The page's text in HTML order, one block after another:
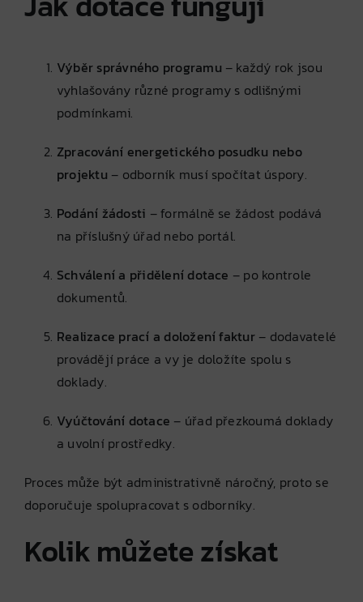
Výběr správného programu – každý rok jsou
vyhlašovány různé programy s odlišnými
podmínkami.
Zpracování energetického posudku nebo
projektu – odborník musí spočítat úspory.
Podání žádosti – formálně se žádost podává
na příslušný úřad nebo portál.
Schválení a přidělení dotace – po kontrole
dokumentů.
Realizace prací a doložení faktur– dodavatelé
provádějí práce a vy je doložíte spolu s
doklady.
Vyúčtování dotace – úřad přezkoumá doklady
a uvolní prostředky.
Proces může být administrativně náročný, proto se
doporučuje spolupracovat s odborníky.
Kolik můžete získat